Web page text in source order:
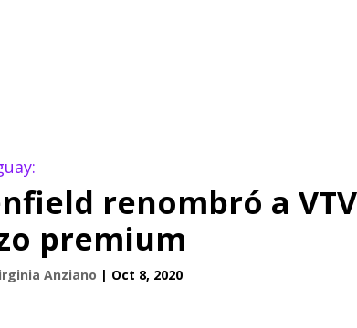
renombró a
premium
Anziano | Oct 8, 2020